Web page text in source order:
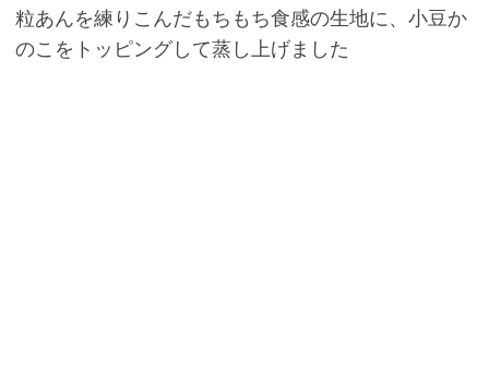
粒あんを練りこんだもちもち食感の生地に、小豆か
のこをトッピングして蒸し上げました